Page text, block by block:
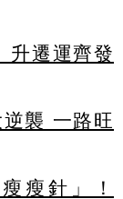
升遷運齊發
襲 一路旺
瘦針」！